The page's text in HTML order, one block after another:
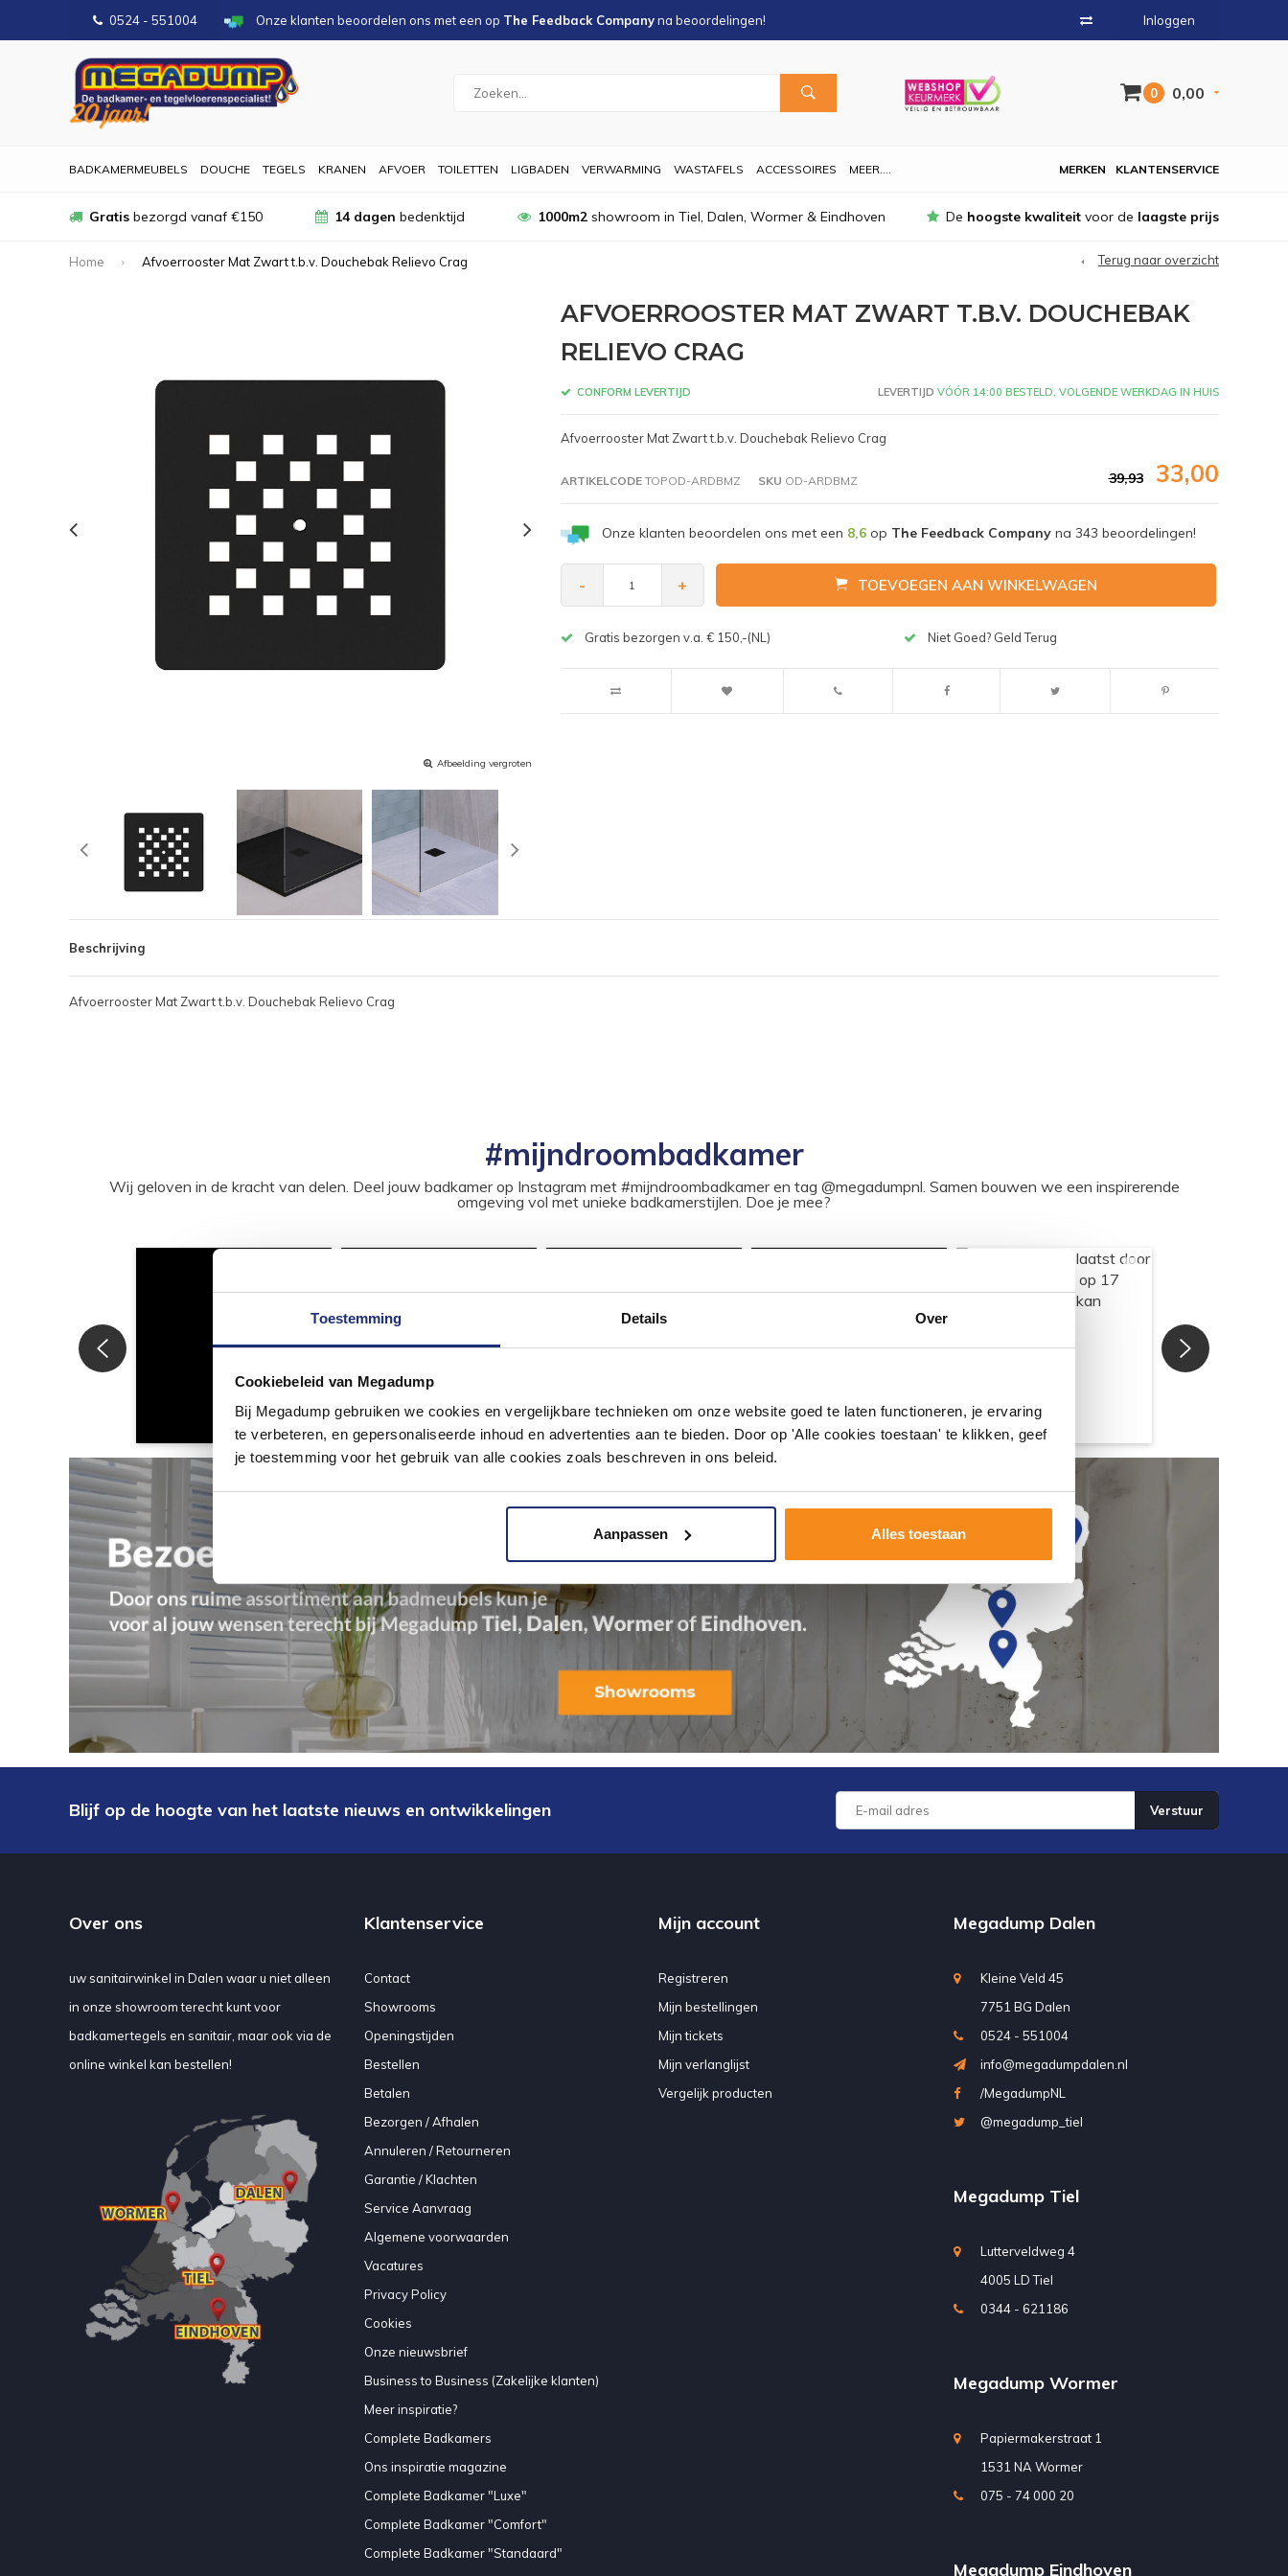
Toestemming Details Over
Cookiebeleid van Megadump
Bij Megadump gebruiken we cookies en vergelijkbare technieken om onze website goed te laten functioneren, je ervaring
te verbeteren, en gepersonaliseerde inhoud en advertenties aan te bieden. Door op 'Alle cookies toestaan' te klikken, geef
je toestemming voor het gebruik van alle cookies zoals beschreven in ons beleid.
Aanpassen Alles toestaan
0524 - 551004 Onze klanten beoordelen ons met een op The Feedback Companyna beoordelingen! Inloggen
0 0,00
BADKAMERMEUBELS DOUCHE TEGELS KRANEN AFVOER TOILETTEN LIGBADEN VERWARMING WASTAFELS ACCESSOIRES MEER.... KLANTENSERVICE
MERKEN
Gratis bezorgd vanaf €150 14 dagen bedenktijd 1000m2showroom in Tiel, Dalen, Wormer & Eindhoven De hoogste kwaliteit voor de laagste prijs
Home Afvoerrooster Mat Zwart t.b.v. Douchebak Relievo Crag Terug naar overzicht
Afbeelding vergroten
AFVOERROOSTER MAT ZWART T.B.V. DOUCHEBAK
RELIEVO CRAG
CONFORM LEVERTIJD LEVERTIJD VÓÓR 14:00 BESTELD, VOLGENDE WERKDAG IN HUIS
Afvoerrooster Mat Zwart t.b.v. Douchebak Relievo Crag
ARTIKELCODETOPOD-ARDBMZ SKU OD-ARDBMZ 39,93 33,00
Onze klanten beoordelen ons met een 8,6op The Feedback Companyna 343 beoordelingen!
- + TOEVOEGEN AAN WINKELWAGEN
Gratis bezorgen v.a. € 150,-(NL) Niet Goed? Geld Terug
Beschrijving
Afvoerrooster Mat Zwart t.b.v. Douchebak Relievo Crag
#mijndroombadkamer
Wij geloven in de kracht van delen. Deel jouw badkamer op Instagram met #mijndroombadkamer en tag @megadumpnl. Samen bouwen we een inspirerende
omgeving vol met unieke badkamerstijlen. Doe je mee?
Blijf op de hoogte van het laatste nieuws en ontwikkelingen Verstuur
Over ons
uw sanitairwinkel in Dalen waar u niet alleen
in onze showroom terecht kunt voor
badkamertegels en sanitair, maar ook via de
online winkel kan bestellen!
Klantenservice
Contact
Showrooms
Openingstijden
Bestellen
Betalen
Bezorgen / Afhalen
Annuleren / Retourneren
Garantie / Klachten
Service Aanvraag
Algemene voorwaarden
Vacatures
Privacy Policy
Cookies
Onze nieuwsbrief
Business to Business (Zakelijke klanten)
Meer inspiratie?
Complete Badkamers
Ons inspiratie magazine
Complete Badkamer "Luxe"
Complete Badkamer "Comfort"
Complete Badkamer "Standaard"
Mijn account
Registreren
Mijn bestellingen
Mijn tickets
Mijn verlanglijst
Vergelijk producten
Megadump Dalen
Kleine Veld 45
7751 BG Dalen
0524 - 551004
info@megadumpdalen.nl
/MegadumpNL
@megadump_tiel
Megadump Tiel
Lutterveldweg 4
4005 LD Tiel
0344 - 621186
Megadump Wormer
Papiermakerstraat 1
1531 NA Wormer
075 - 74 000 20
Megadump Eindhoven